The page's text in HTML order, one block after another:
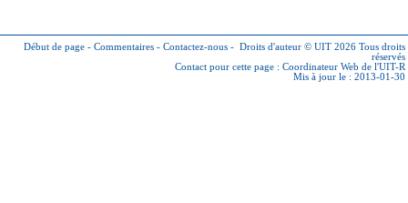
Début de page - Commentaires - Contactez-nous - Droits d'auteur © UIT 2026 Tous droits
réservés
Contact pour cette page : Coordinateur Web de l'UIT-R
Mis à jour le : 2013-01-30